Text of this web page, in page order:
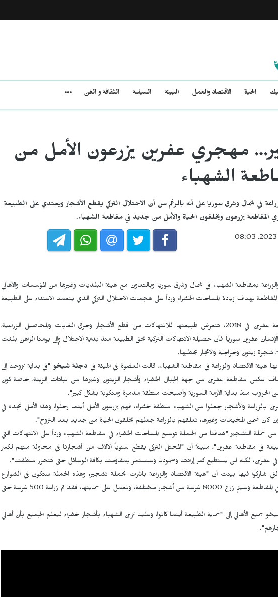
الحياة الاقتصاد والعمل البيئة السياسة الثقافة و الفن
مهجري عفرين يزرعون الأمل من
الشهباء
في شمال وشرق سوريا على أنه بالرغم من أن الاحتلال التركي يقطع الأشجار ويعتدي على الطبيعة
المقاطعة يزرعون ويخلقون الحياة والأمل من جديد في مقاطعة الشهباء.
بمقاطعة الشهباء في شمال وشرق سوريا وبالتعاون مع هيئة البلديات وغيرها من المؤسسات والأهالي
بهدف زيادة المساحات الخضراء ورداً على هجمات الاحتلال التركي الذي يتعمد الاعتداء على الطبيعة
منذ بداية الاحتلال التركي لمقاطعة عفرين في 2018، تتعرض طبيعتها للانتهاكات من قطع الأشجار وحرق الغابات والمحاصيل الزراعية،
عفرين سوريا فأن حصيلة الانتهاكات التركية بحق الطبيعة منذ بداية الاحتلال وإلى يومنا الراهن بلغت
هيئة الاقتصاد والزراعة في مقاطعة الشهباء، قالت العضوة في الهيئة في دجلة شيخو "في بداية نزوحنا إلى
عكس مقاطعة عفرين من جهة الجبال الخضراء وأشجار الزيتون وغيرها من نباتات الزينة، خاصة كون
الحروب منذ بداية الأزمة السورية وأصبحت منطقة مدمرة ومنكوبة بشكل كبير".
بالزراعة والأشجار جعلوا من الشهباء منطقة خضراء، فهم يزرعون الأمل أينما رحلوا، وهذا الأمل نجده في
كان ضمن المخيمات وغيرها، تعلقهم بالزراعة جعلهم يخلقون الحياة من جديد بعد النزوح".
التشجير "هدفنا من الحملة توسيع المساحات الخضراء في مقاطعة الشهباء ورداً على الانتهاكات التي
في مقاطعة عفرين"، مبينةً أن "المحتل التركي يقطع سنوياً الآلاف من أشجارنا في محاولة منهم لكسر
في عفرين، لكنه لن يستطيع كسر إرادتنا وصمودنا وسنستمر بمقاومتنا بكافة الوسائل حتى تتحرر منطقتنا".
شاركوا فيها بينت أن "هيئة الاقتصاد والزراعة باشرت بحملة تشجير، وهذه الحملة ستكون في الشوارع
الرئيسة والساحات بأربعة نواحي في المقاطعة وسيتم زرع 8000 غرسة من أشجار مختلفة، ونعمل على حمايتها، فقد تم زراعة 500 غرسة حتى
الأهالي إلى "حماية الطبيعة أينما كانوا، وعلينا تزين الشهباء بأشجار خضراء ليعلم الجميع بأن أهالي